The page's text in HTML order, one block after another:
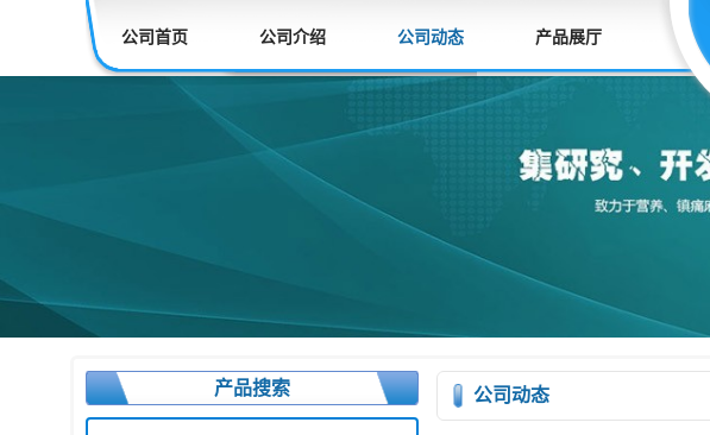
公司首页 公司介绍 公司动态 产品展厅
产品搜索 公司动态